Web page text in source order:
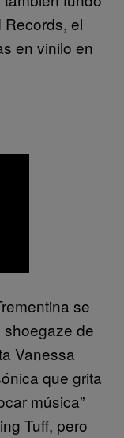
Records, el
en vinilo en
se
de
Vanessa
que grita
música”
Tuff, pero